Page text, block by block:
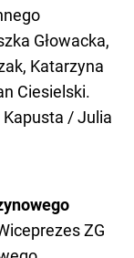
Głowacka,
Katarzyna
Ciesielski.
Kapusta / Julia
ZG